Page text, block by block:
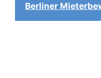
Berliner